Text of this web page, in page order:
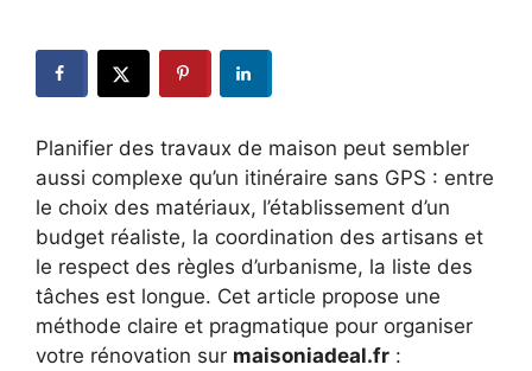
Planifier des travaux de maison peut sembler
aussi complexe qu’un itinéraire sans GPS : entre
le choix des matériaux, l’établissement d’un
budget réaliste, la coordination des artisans et
le respect des règles d’urbanisme, la liste des
tâches est longue. Cet article propose une
méthode claire et pragmatique pour organiser
votre rénovation sur maisoniadeal.fr :